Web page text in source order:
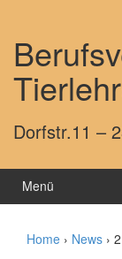
Dorfstr.11 –
Menü
Home › News ›